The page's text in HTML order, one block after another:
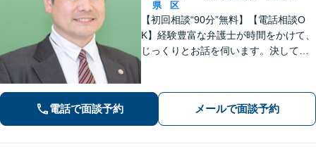
県
区
【初回相談“90分”無料】【電話相談O
K】経験豊富な弁護士が時間をかけて、
じっくりとお話を伺います。決して怒
の未来を明るくするために、誠心誠意
対応します【紙屋町東駅1分】
電話で面談予約 メールで面談予約